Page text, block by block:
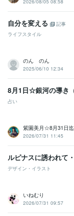
2026/08/05 08:58
自分を変える
記事
ライフスタイル
のん のん
2025/06/10 12:34
8月1日☆銀河の導き
占い
紫園美月☆8月31日
2026/07/31 11:45
ルピナスに誘われて
デザイン・イラスト
いねむり
2026/07/31 09:57